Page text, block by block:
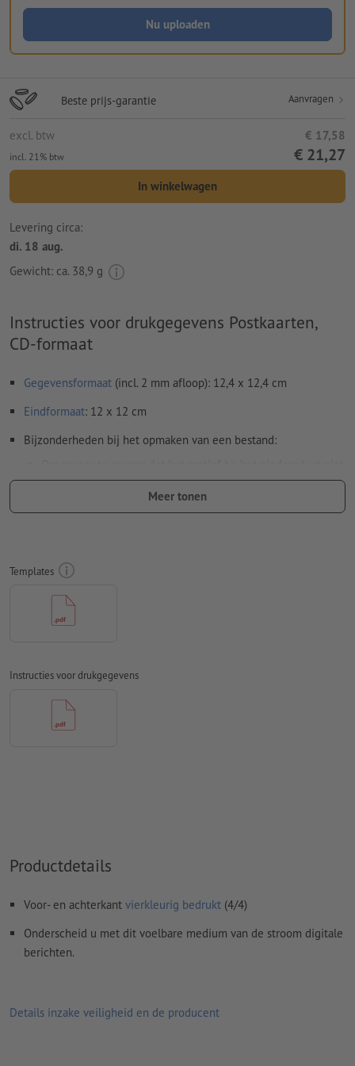
Nu uploaden
Beste prijs-garantie Aanvragen
excl. btw € 17,58
incl. 21% btw € 21,27
In winkelwagen
Levering circa:
di. 18 aug.
Gewicht: ca. 38,9 g
Instructies voor drukgegevens Postkaarten,
CD-formaat
Gegevensformaat (incl. 2 mm afloop): 12,4 x 12,4 cm
Eindformaat: 12 x 12 cm
Bijzonderheden bij het opmaken van een bestand:
op de kop staat, dient in het opgemaakte bestand rekening
te worden gehouden met deleesrichting
Rondom 2 mm
ten minste 4 mm afstand ten opzichte van het eindformaat
Lettertypes
naar krommen
papier, FOGRA52 (PSO Uncoated v3 FOGRA52) voor
Spel- en zetfouten
Meer tonen
Templates
Instructies voor drukgegevens
Productdetails
Voor- en achterkant vierkleurig bedrukt (4/4)
Onderscheid u met dit voelbare medium van de stroom digitale
berichten.
Details inzake veiligheid en de producent